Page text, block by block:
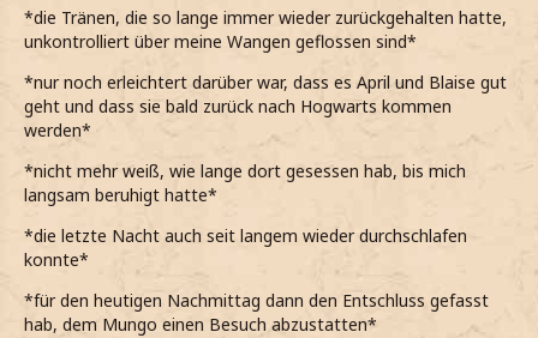
*die Tränen, die so lange immer wieder zurückgehalten hatte,
unkontrolliert über meine Wangen geflossen sind*
*nur noch erleichtert darüber war, dass es April und Blaise gut
geht und dass sie bald zurück nach Hogwarts kommen
werden*
*nicht mehr weiß, wie lange dort gesessen hab, bis mich
langsam beruhigt hatte*
*die letzte Nacht auch seit langem wieder durchschlafen
konnte*
*für den heutigen Nachmittag dann den Entschluss gefasst
hab, dem Mungo einen Besuch abzustatten*